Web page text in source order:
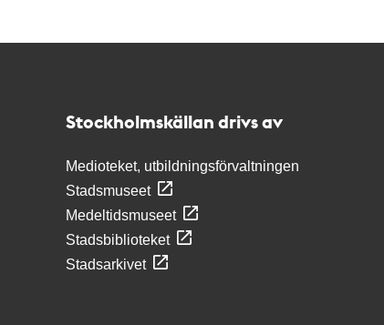
Stockholmskällan drivs av
Medioteket, utbildningsförvaltningen
Stadsmuseet
Medeltidsmuseet
Stadsbiblioteket
Stadsarkivet